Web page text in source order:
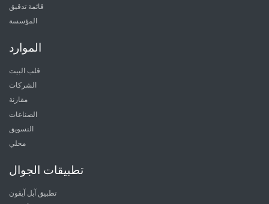
قائمة تدقيق
المؤسسة
الموارد
قلب البيت
الشركات
مقارنة
الصناعات
التسويق
محلي
تطبيقات الجوال
تطبيق آبل آيفون